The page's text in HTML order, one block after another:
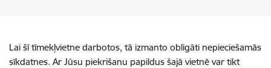
Lai šī tīmekļvietne darbotos, tā izmanto obligāti nepieciešamās
sīkdatnes. Ar Jūsu piekrišanu papildus šajā vietnē var tikt